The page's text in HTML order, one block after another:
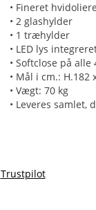
• Fineret
• 2 glashylder
• 1 træhylder
• LED lys
• Softclose på alle
• Mål i cm.: H.182
• Vægt: 70 kg
• Leveres samlet,
Trustpilot